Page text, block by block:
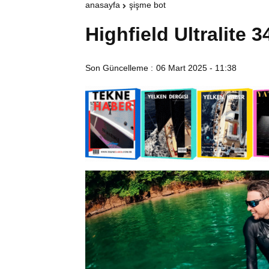
anasayfa şişme bot
Highfield Ultralite
Son Güncelleme : 06 Mart 2025 - 11:38